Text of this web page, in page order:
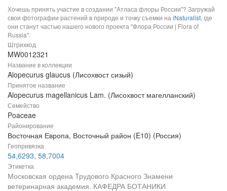
Хочешь принять участие в создании "Атласа флоры России"? Загружай
свои фотографии растений в природе и точку съемки наiNaturalist, где
они станут частью нашего нового проекта "Флора России | Flora of
Russia".
Штрихкод
MW0012321
Название в коллекции
Alopecurus glaucus (Лисохвост сизый)
Принятое название
Alopecurus magellanicus Lam. (Лисохвост магелланский)
Семейство
Poaceae
Районирование
Восточная Европа, Восточный район (E10) (Россия)
Геопривязка
54,6293, 58,7004
Этикетка
Московская ордена Трудового Красного Знамени
ветеринарная академия. КАФЕДРА БОТАНИКИ